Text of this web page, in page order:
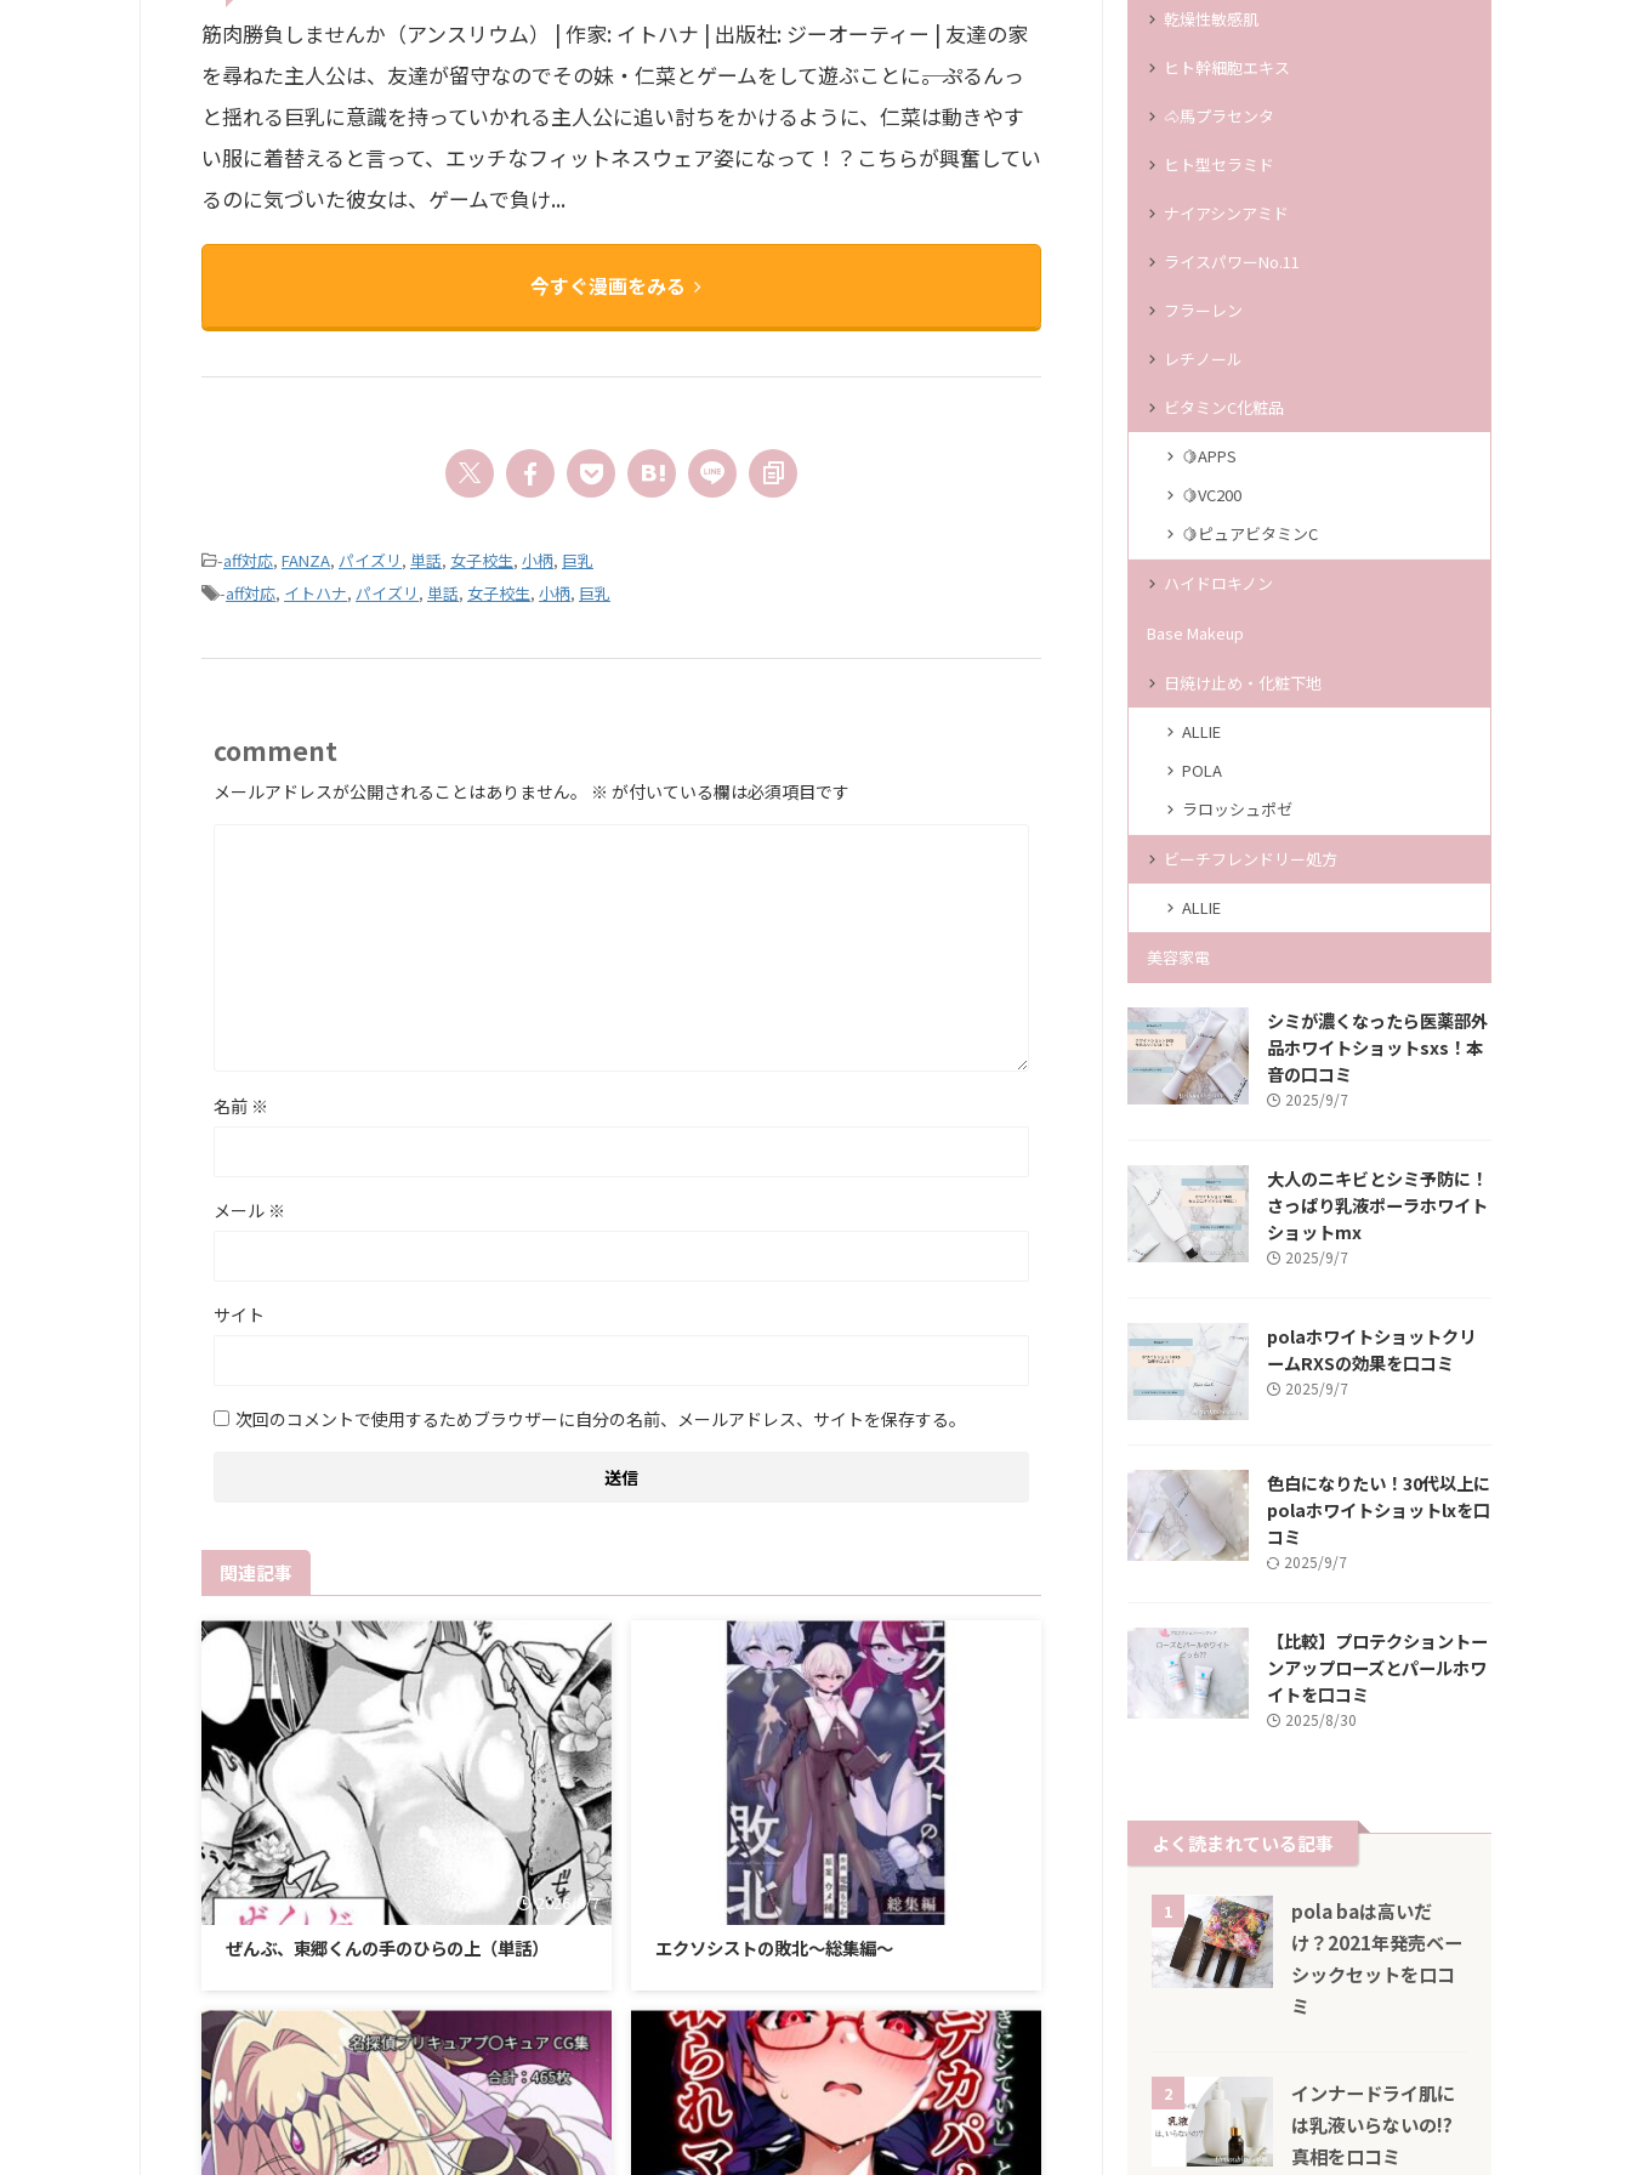
筋肉勝負しませんか（アンスリウム） | 作家: イトハナ | 出版社: ジーオーティー | 友達の家
を尋ねた主人公は、友達が留守なのでその妹・仁菜とゲームをして遊ぶことに――。ぷるんっ
と揺れる巨乳に意識を持っていかれる主人公に追い討ちをかけるように、仁菜は動きやす
い服に着替えると言って、エッチなフィットネスウェア姿になって！？こちらが興奮してい
るのに気づいた彼女は、ゲームで負け...
今すぐ漫画をみる
-aff対応, FANZA, パイズリ , 単話, 女子校生, 小柄, 巨乳
-aff対応, イトハナ, パイズリ , 単話, 女子校生, 小柄, 巨乳
comment
メールアドレスが公開されることはありません。 ※ が付いている欄は必須項目です
名前 ※
メール ※
サイト
次回のコメントで使用するためブラウザーに自分の名前、メールアドレス、サイトを保存する。
関連記事
2026/8/7
ぜんぶ、東郷くんの手のひらの上（単話） エクソシストの敗北〜総集編〜
乾燥性敏感肌
ヒト幹細胞エキス
🐴馬プラセンタ
ヒト型セラミド
ナイアシンアミド
ライスパワーNo.11
フラーレン
レチノール
ビタミンC化粧品
🍋APPS
🍋VC200
🍋ピュアビタミンC
ハイドロキノン
Base Makeup
日焼け止め・化粧下地
ALLIE
POLA
ラロッシュポゼ
ビーチフレンドリー処方
ALLIE
美容家電
シミが濃くなったら医薬部外
品ホワイトショットsxs！本
音の口コミ
2025/9/7
大人のニキビとシミ予防に！
さっぱり乳液ポーラホワイト
ショットmx
2025/9/7
polaホワイトショットクリ
ームRXSの効果を口コミ
2025/9/7
色白になりたい！30代以上に
polaホワイトショットlxを口
コミ
2025/9/7
【比較】プロテクショントー
ンアップローズとパールホワ
イトを口コミ
2025/8/30
よく読まれている記事
1
pola baは高いだ
け？2021年発売ベー
シックセットを口コ
ミ
2
インナードライ肌に
は乳液いらないの!?
真相を口コミ